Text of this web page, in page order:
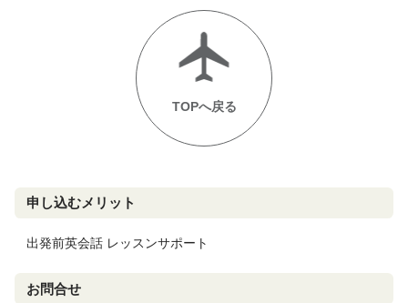
TOPへ戻る
申し込むメリット
出発前英会話 レッスンサポート
お問合せ